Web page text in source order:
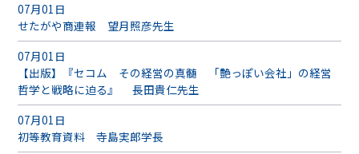
07月01日
せたがや商連報 望月照彦先生
07月01日
【出版】『セコム その経営の真髄 「艶っぽい会社」の経営
哲学と戦略に迫る』 長田貴仁先生
07月01日
初等教育資料 寺島実郎学長